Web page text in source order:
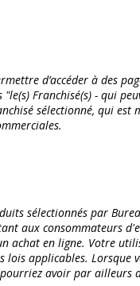
d’accéder à des
Franchisé(s) - qui
sélectionné, qui
sélectionnés par
aux consommateurs
en ligne. Votre
applicables. Lorsque
avoir par ailleurs